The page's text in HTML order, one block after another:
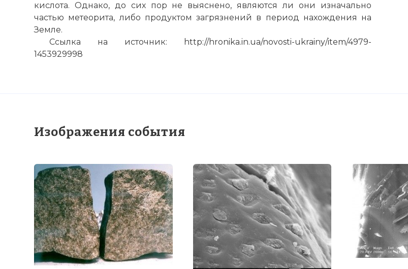
кислота. Однако, до сих пор не выяснено, являются ли они изначально
частью метеорита, либо продуктом загрязнений в период нахождения на
Земле.
Ссылка на источник: http://hronika.in.ua/novosti-ukrainy/item/4979-
1453929998
Изображения события
☓